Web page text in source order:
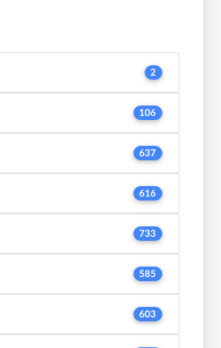
2
106
637
616
733
585
603